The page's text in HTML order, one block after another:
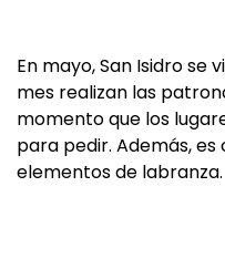
En mayo, San Isidro se
mes realizan las
momento que los
para pedir. Además,
elementos de labranza.